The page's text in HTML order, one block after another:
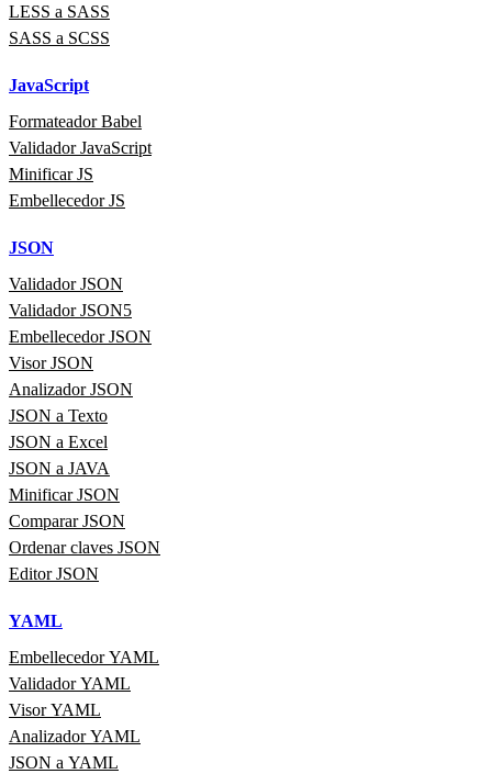
LESS a SASS
SASS a SCSS
JavaScript
Formateador Babel
Validador JavaScript
Minificar JS
Embellecedor JS
JSON
Validador JSON
Validador JSON5
Embellecedor JSON
Visor JSON
Analizador JSON
JSON a Texto
JSON a Excel
JSON a JAVA
Minificar JSON
Comparar JSON
Ordenar claves JSON
Editor JSON
YAML
Embellecedor YAML
Validador YAML
Visor YAML
Analizador YAML
JSON a YAML